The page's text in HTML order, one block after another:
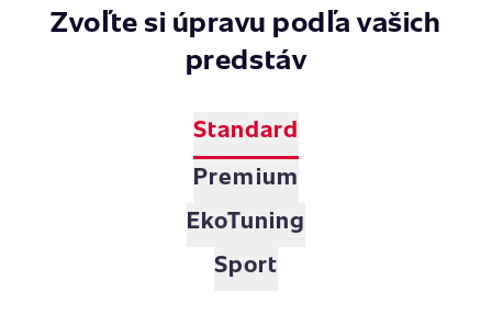
Zvoľte si úpravu podľa vašich
predstáv
Standard
Premium
EkoTuning
Sport